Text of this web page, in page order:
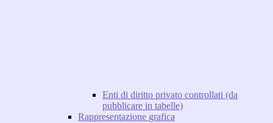
Enti di diritto privato controllati (da
pubblicare in tabelle)
Rappresentazione grafica